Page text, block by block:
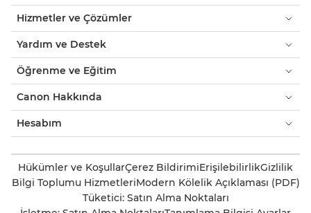
açar.
Hizmetler ve Çözümler
Yardım ve Destek
Öğrenme ve Eğitim
Canon Hakkında
Hesabım
Hükümler ve KoşullarÇerez BildirimiErişilebilirlikGizlilik
Bilgi Toplumu HizmetleriModern Kölelik Açıklaması (PDF)
Tüketici: Satın Alma Noktaları